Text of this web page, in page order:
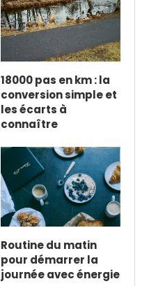
18000 pas en km : la
conversion simple et
les écarts à
connaître
Routine du matin
pour démarrer la
journée avec énergie